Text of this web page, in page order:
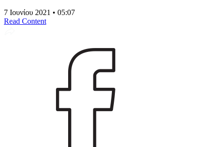
7 Ιουνίου 2021 • 05:07
Read Content